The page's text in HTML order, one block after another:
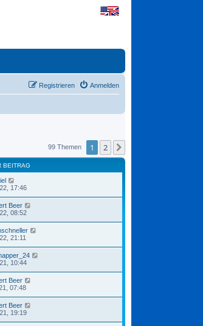
Anmelden
Registrieren
99 Themen 1 2
BEITRAG
17:46
Beer
08:52
21:11
10:44
Beer
07:48
Beer
19:19